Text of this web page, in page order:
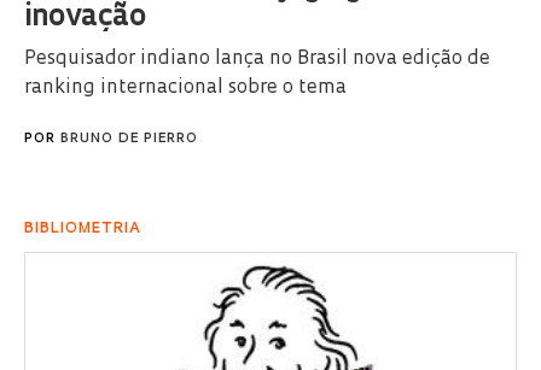
inovação
Pesquisador indiano lança no Brasil nova edição de
ranking internacional sobre o tema
POR BRUNO DE PIERRO
BIBLIOMETRIA